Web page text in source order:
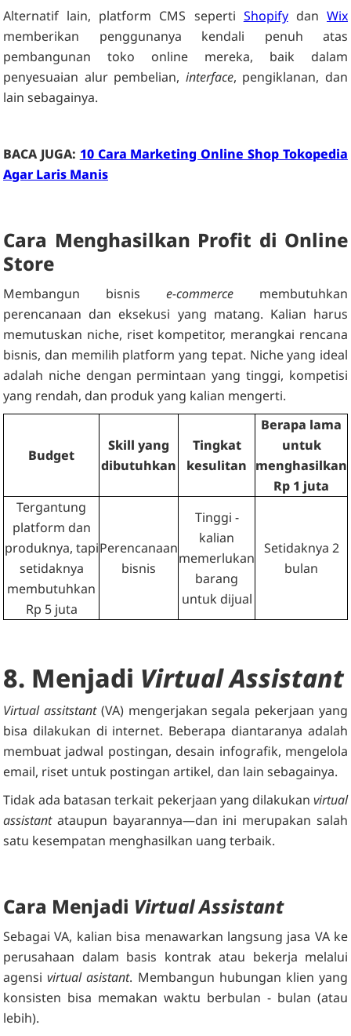
Alternatif lain, platform CMS seperti ShopifydanWix
memberikan penggunanya kendali penuh atas
pembangunan toko online mereka, baik dalam
penyesuaian alur pembelian, interface, pengiklanan, dan
lain sebagainya.
BACA JUGA: 10 Cara Marketing Online Shop Tokopedia
Agar Laris Manis
Cara Menghasilkan Profit di Online
Store
Membangun bisnis e-commerce membutuhkan
perencanaan dan eksekusi yang matang. Kalian harus
memutuskan niche, riset kompetitor, merangkai rencana
bisnis, dan memilih platform yang tepat. Niche yang ideal
adalah niche dengan permintaan yang tinggi, kompetisi
yang rendah, dan produk yang kalian mengerti.
Budget
Skill yang
dibutuhkan
Tingkat
kesulitan
Berapa lama
untuk
menghasilkan
Rp 1 juta
Tergantung
platform dan
produknya, tapi
setidaknya
membutuhkan
Rp 5 juta
Perencanaan
bisnis
Tinggi -
kalian
memerlukan
barang
untuk dijual
Setidaknya 2
bulan
8. Menjadi Virtual Assistant
Virtual assitstant (VA) mengerjakan segala pekerjaan yang
bisa dilakukan di internet. Beberapa diantaranya adalah
membuat jadwal postingan, desain infografik, mengelola
email, riset untuk postingan artikel, dan lain sebagainya.
Tidak ada batasan terkait pekerjaan yang dilakukan virtual
assistant ataupun bayarannya—dan ini merupakan salah
satu kesempatan menghasilkan uang terbaik.
Cara Menjadi Virtual Assistant
Sebagai VA, kalian bisa menawarkan langsung jasa VA ke
perusahaan dalam basis kontrak atau bekerja melalui
agensivirtual asistant. Membangun hubungan klien yang
konsisten bisa memakan waktu berbulan - bulan (atau
lebih).